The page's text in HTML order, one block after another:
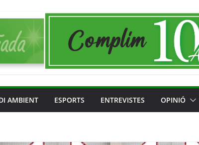
AMBIENT ESPORTS ENTREVISTES OPINIÓ